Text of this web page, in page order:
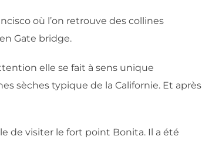
où l’on retrouve des collines
Gate bridge.
elle se fait à sens unique
sèches typique de la Californie. Et après
de visiter le fort point Bonita. Il a été